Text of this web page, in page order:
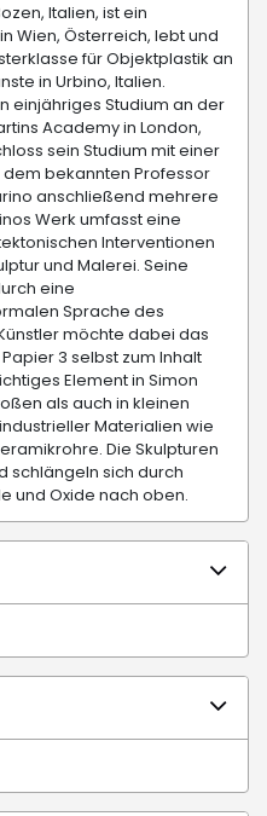
Italien, ist ein
Wien, Österreich, lebt und
für Objektplastik an
in Urbino, Italien.
einjähriges Studium an der
Academy in London,
sein Studium mit einer
bekannten Professor
anschließend mehrere
Werk umfasst eine
Interventionen
und Malerei. Seine
eine
Sprache des
möchte dabei das
3 selbst zum Inhalt
Element in Simon
als auch in kleinen
Materialien wie
Die Skulpturen
schlängeln sich durch
und Oxide nach oben.